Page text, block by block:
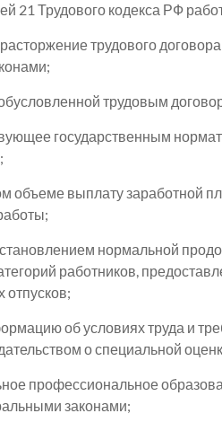
21 Трудового кодекса РФ
трудового
трудовым
государственным
объеме выплату заработной
нормальной
работников,
об условиях труда и
о специальной
профессиональное
законами;